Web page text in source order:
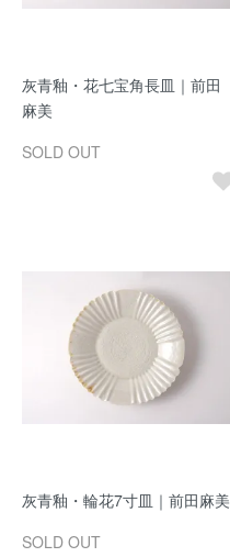
灰青釉・花七宝角長皿｜前田
麻美
SOLD OUT
灰青釉・輪花7寸皿｜前田麻美
SOLD OUT